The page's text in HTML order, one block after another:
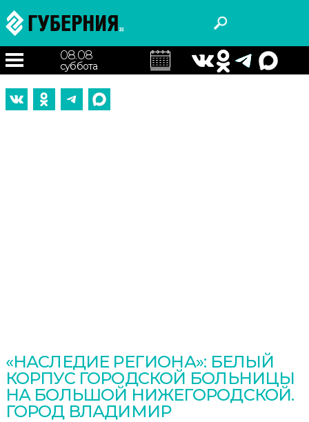
08.08
суббота
«НАСЛЕДИЕ РЕГИОНА»: БЕЛЫЙ
КОРПУС ГОРОДСКОЙ БОЛЬНИЦЫ
НА БОЛЬШОЙ НИЖЕГОРОДСКОЙ.
ГОРОД ВЛАДИМИР